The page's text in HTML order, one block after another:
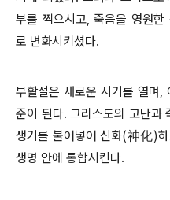
부를 찍으시고, 죽음을 영원
로 변화시키셨다.
부활절은 새로운 시기를 열며,
준이 된다. 그리스도의 고난과
생기를 불어넣어 신화(神化)
생명 안에 통합시킨다.